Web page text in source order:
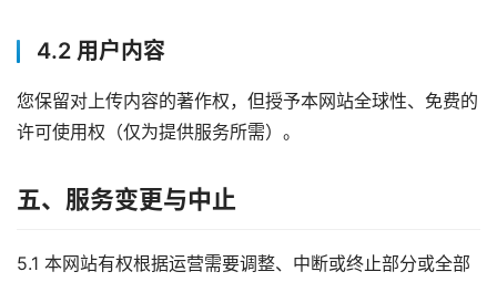
4.2 用户内容
您保留对上传内容的著作权，但授予本网站全球性、免费的
许可使用权（仅为提供服务所需）。
五、服务变更与中止
5.1 本网站有权根据运营需要调整、中断或终止部分或全部